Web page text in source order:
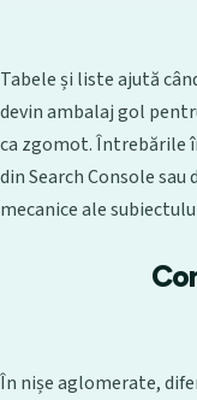
Tabele și liste ajută
devin ambalaj gol
ca zgomot. Întrebările
din Search Console
mecanice ale
În nișe aglomerate,